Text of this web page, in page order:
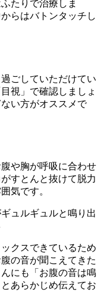
たりで治療しま
らはバトンタッチし
ごしていただけてい
視」で確認しましょ
い方がオススメで
や胸が呼吸に合わせ
すとんと抜けて脱力
気です。
ュルギュルと鳴り出
クスできているため
の音が聞こえてきた
にも「お腹の音は鳴
あらかじめ伝えてお